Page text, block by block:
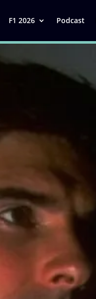
F1 2026 Podcast